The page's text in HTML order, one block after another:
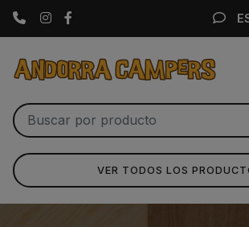
Instagram
VER TODOS LOS